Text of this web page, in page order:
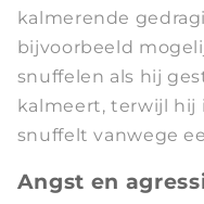
kalmerende
bijvoorbeeld
snuffelen als hij
kalmeert, terwijl hij
snuffelt vanwege
Angst en